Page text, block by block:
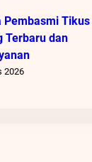
Pembasmi Tikus
Terbaru dan
2026